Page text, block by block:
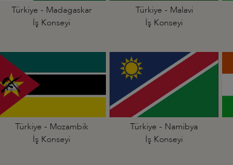
Türkiye - Madagaskar
İş Konseyi
Türkiye - Malavi
İş Konseyi
Türkiye - Mozambik
İş Konseyi
Türkiye - Namibya
İş Konseyi